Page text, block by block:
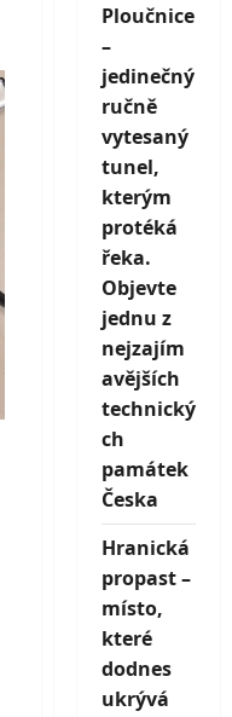
Ploučnice
–
jedinečný
ručně
vytesaný
tunel,
kterým
protéká
řeka.
Objevte
jednu z
nejzajím
avějších
technický
ch
památek
Česka
Hranická
propast –
místo,
které
dodnes
ukrývá